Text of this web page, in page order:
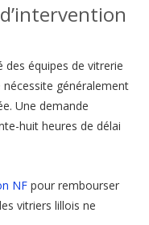
des équipes de vitrerie
généralement
Une demande
huit heures de délai
NF pour rembourser
vitriers lillois ne